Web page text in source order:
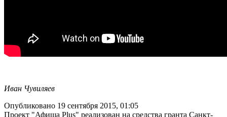
Иван Чувиляев
Опубликовано 19 сентября 2015, 01:05
Проект "Афиша Plus" реализован на средства гранта Санкт-